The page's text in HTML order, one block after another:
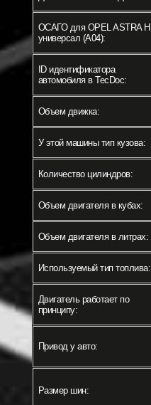
ОСАГО для OPEL ASTRA H
универсал (A04):
ID идентификатора
автомобиля в TecDoc:
Объем движка:
У этой машины тип кузова:
Количество цилиндров:
Объем двигателя в кубах:
Объем двигателя в литрах:
Используемый тип топлива:
Двигатель работает по
принципу:
Привод у авто:
Размер шин: